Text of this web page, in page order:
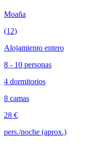
Moaña
(12)
Alojamiento entero
8 - 10 personas
4 dormitorios
8 camas
28 €
pers./noche (aprox.)